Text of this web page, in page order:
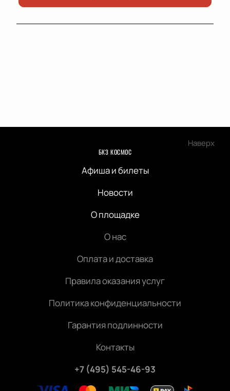
Наверх
БКЗ КОСМОС
Афиша и билеты
Новости
О площадке
О нас
Оплата и доставка
Правила оказания услуг
Политика конфиденциальности
Гарантия подлинности
Контакты
+7 (495) 545-46-93